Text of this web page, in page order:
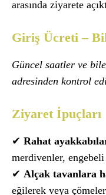
arasında ziyarete
Giriş Ücreti –
Güncel saatler ve
adresinden kontrol
Ziyaret İpuçları
✔ Rahat
merdivenler,
✔ Alçak tavanlara
eğilerek veya